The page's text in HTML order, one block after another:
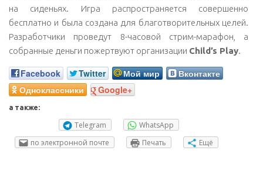
на сиденьях. Игра распространяется совершенно
бесплатно и была создана для благотворительных целей.
Разработчики проведут 8-часовой стрим-марафон, а
собранные деньги пожертвуют организации Child’s Play.
Facebook Twitter Мой мир
Вконтакте
Одноклассники
Google+
а также:
Telegram
WhatsApp
по электронной почте
Печать Ещё